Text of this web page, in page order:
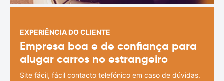
EXPERIÊNCIA DO CLIENTE
Empresa boa e de confiança para
alugar carros no estrangeiro
Site fácil, fácil contacto telefónico em caso de dúvidas.